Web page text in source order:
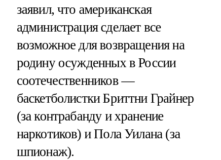
заявил, что американская
администрация сделает все
возможное для возвращения на
родину осужденных в России
соотечественников —
баскетболистки Бриттни Грайнер
(за контрабанду и хранение
наркотиков) и Пола Уилана (за
шпионаж).